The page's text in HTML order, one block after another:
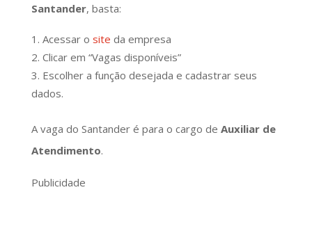
Santander, basta:
Acessar o site da empresa
Clicar em “Vagas disponíveis”
Escolher a função desejada e cadastrar seus
dados.
A vaga do Santander é para o cargo de Auxiliar de
Atendimento.
Publicidade